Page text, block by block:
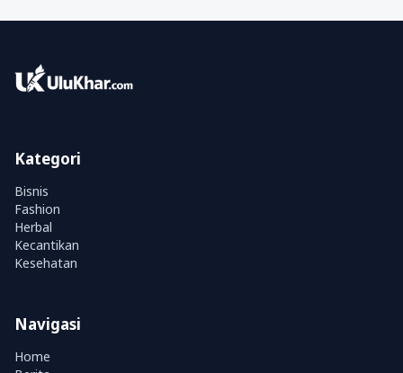
Kategori
Bisnis
Fashion
Herbal
Kecantikan
Kesehatan
Navigasi
Home